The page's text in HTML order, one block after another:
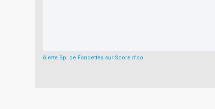
Alerte Sp. de Fondettes sur Score n'co